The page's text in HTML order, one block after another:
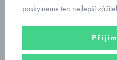
poskytneme ten nejlepší